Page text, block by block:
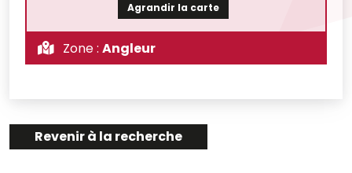
Agrandir la carte
Zone : Angleur
Revenir à la recherche